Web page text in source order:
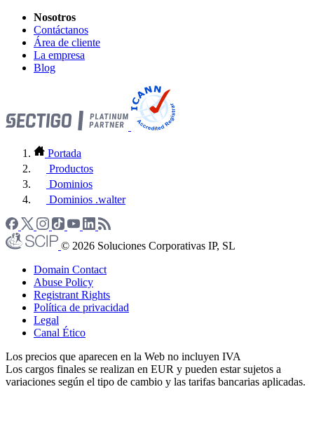
Nosotros
Contáctanos
Área de cliente
La empresa
Blog
Portada
Productos
Dominios
Dominios .walter
© 2026 Soluciones Corporativas IP, SL
Domain Contact
Abuse Policy
Registrant Rights
Política de privacidad
Legal
Canal Ético
Los precios que aparecen en la Web no incluyen IVA
Los cargos finales se realizan en EUR y pueden estar sujetos a
variaciones según el tipo de cambio y las tarifas bancarias aplicadas.